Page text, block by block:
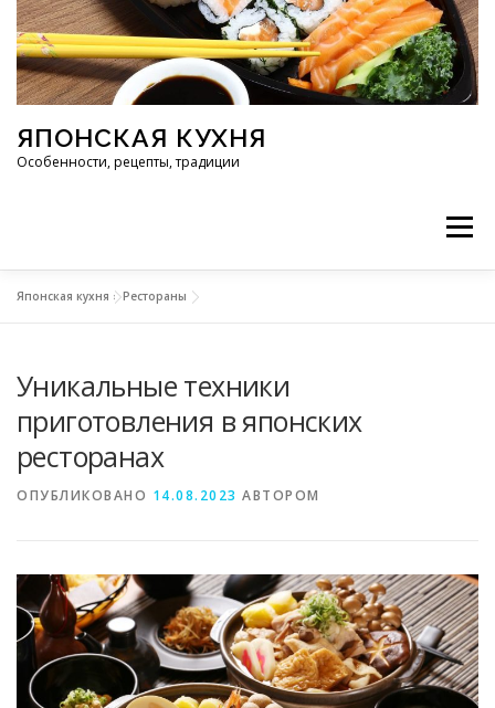
Перейти к содержимому
ЯПОНСКАЯ КУХНЯ
Особенности, рецепты, традиции
Меню
РЕЦЕПТЫ ТРАДИЦИИ СТАТЬИ
Японская кухня »Рестораны
Уникальные техники
приготовления в японских
ресторанах
ОПУБЛИКОВАНО 14.08.2023 АВТОРОМ